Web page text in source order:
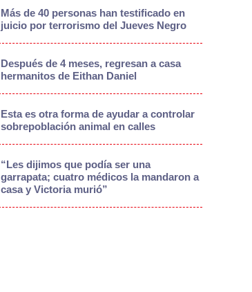
Más de 40 personas han testificado en
juicio por terrorismo del Jueves Negro
Después de 4 meses, regresan a casa
hermanitos de Eithan Daniel
Esta es otra forma de ayudar a controlar
sobrepoblación animal en calles
“Les dijimos que podía ser una
garrapata; cuatro médicos la mandaron a
casa y Victoria murió”